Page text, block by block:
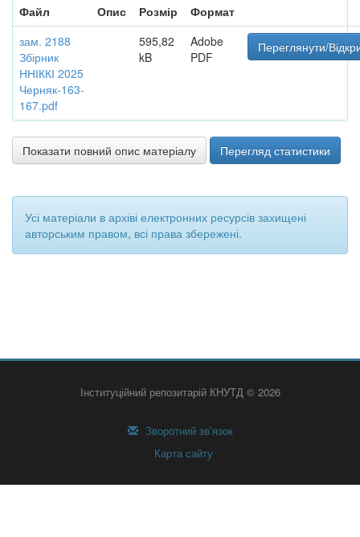
Файл
Опис Розмір
Формат
зам. 2188
Збірник
ННІККІ 2025
Черняк-163-
167.pdf
595,82
kB
Adobe
PDF
Переглянути/
Показати повний опис матеріалу Перегляд статистики
Усі матеріали в архіві електронних ресурсів захищені
авторським правом, всі права збережені.
Інституційний репозитарій КНУТД © 2026
Зворотний зв’язок
Карта сайту